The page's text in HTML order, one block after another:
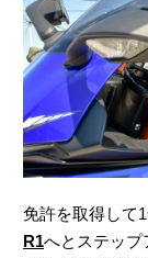
免許を取得して
R1へとステップ